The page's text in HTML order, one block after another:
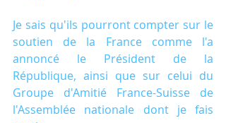
Je sais qu'ils pourront compter sur le
soutien de la France comme l'a
annoncé le Président de la
République, ainsi que sur celui du
Groupe d'Amitié France-Suisse de
l'Assemblée nationale dont je fais